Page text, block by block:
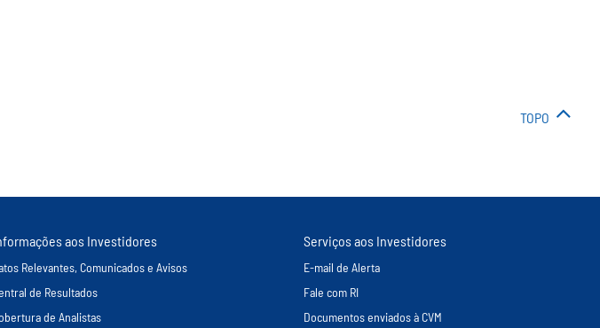
TOPO
aos Investidores
Relevantes, Comunicados e Avisos
de Resultados
de Analistas
Serviços aos Investidores
E-mail de Alerta
Fale com RI
Documentos enviados à CVM